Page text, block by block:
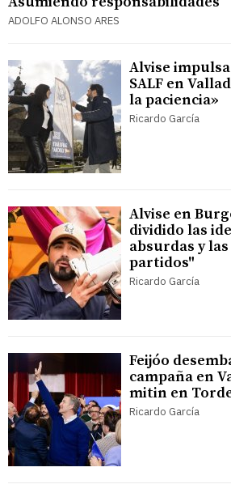
ADOLFO ALONSO ARES
Alvise
SALF en
la paciencia»
Ricardo García
Alvise en
dividido las
absurdas y
partidos"
Ricardo García
Feijóo
campaña en
mitin en
Ricardo García